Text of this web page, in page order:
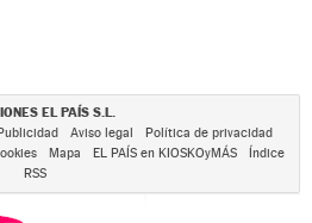
EL PAÍS S.L.
Aviso legal
Política de privacidad
Mapa EL PAÍS en KIOSKOyMÁS
Índice
RSS